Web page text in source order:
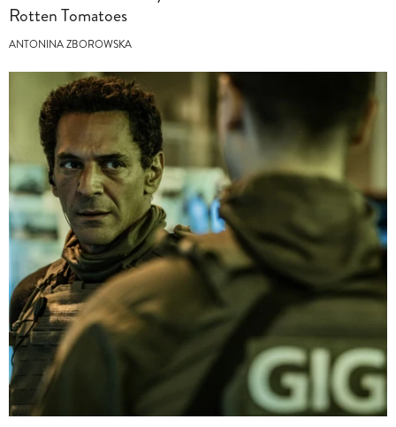
Rotten Tomatoes
ANTONINA ZBOROWSKA